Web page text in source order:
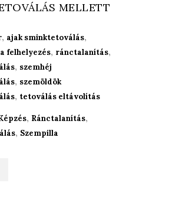
MELLETT
, ajak sminktetoválás,
felhelyezés, ránctalanítás,
, szemhéj
, szemöldök
, tetoválás eltávolítás
, Ránctalanítás,
, Szempilla